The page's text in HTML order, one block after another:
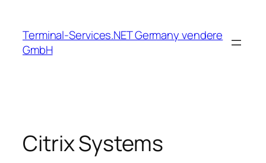
springen
Terminal-Services.NET Germany vendere
GmbH
Citrix Systems